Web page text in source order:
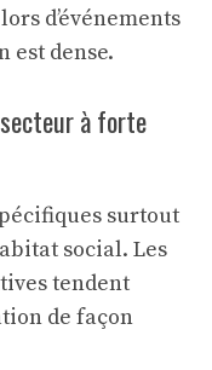
d’événements
est dense.
à forte
surtout
social. Les
tendent
de façon